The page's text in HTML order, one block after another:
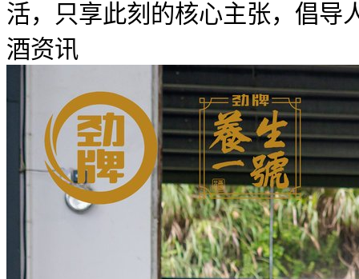
活，只享此刻的核心主张，倡导
酒资讯